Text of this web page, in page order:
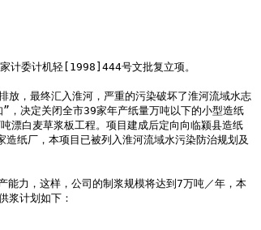
，决定关闭全市39家年产纸量万吨以下的小型造纸
漂白麦草浆板工程。项目建成后定向向临颍县造纸
纸厂，本项目已被列入淮河流域水污染防治规划及
浆计划如下：